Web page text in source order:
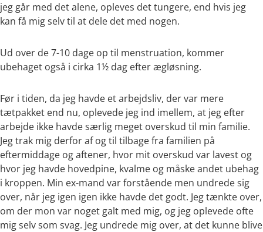
jeg går med det alene, opleves det tungere, end hvis jeg
kan få mig selv til at dele det med nogen.
Ud over de 7-10 dage op til menstruation, kommer
ubehaget også i cirka 1½ dag efter ægløsning.
Før i tiden, da jeg havde et arbejdsliv, der var mere
tætpakket end nu, oplevede jeg ind imellem, at jeg efter
arbejde ikke havde særlig meget overskud til min familie.
Jeg trak mig derfor af og til tilbage fra familien på
eftermiddage og aftener, hvor mit overskud var lavest og
hvor jeg havde hovedpine, kvalme og måske andet ubehag
i kroppen. Min ex-mand var forstående men undrede sig
over, når jeg igen igen ikke havde det godt. Jeg tænkte over,
om der mon var noget galt med mig, og jeg oplevede ofte
mig selv som svag. Jeg undrede mig over, at det kunne blive